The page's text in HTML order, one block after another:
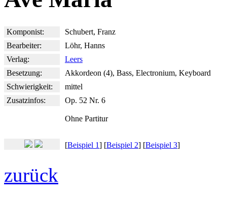
Komponist:
Schubert, Franz
Bearbeiter:
Löhr, Hanns
Verlag:
Leers
Besetzung:
Akkordeon (4), Bass, Electronium, Keyboard
Schwierigkeit:
mittel
Zusatzinfos:
Op. 52 Nr. 6
Ohne Partitur
[Beispiel 1] [Beispiel 2] [Beispiel 3]
zurück